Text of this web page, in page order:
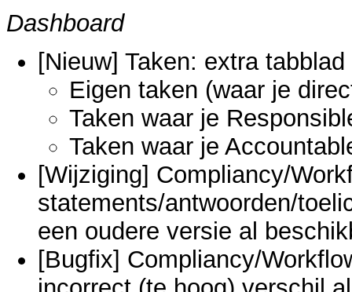
Dashboard
[Nieuw] Taken: extra
Eigen taken (waar je
Taken waar je
Taken waar je
[Wijziging] Compliancy/
statements/antwoorden/
een oudere versie al
[Bugfix] Compliancy/